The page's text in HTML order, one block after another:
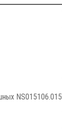
NS015106.015